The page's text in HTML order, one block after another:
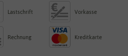
Lastschrift Vorkasse
Rechnung Kreditkarte